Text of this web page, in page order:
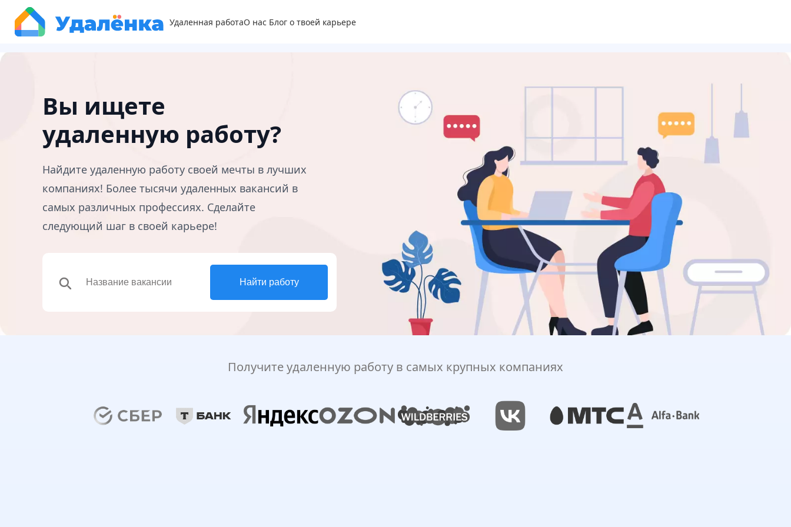
Удаленная работаО нас Блог о твоей карьере
Вы ищете
удаленную работу?
Найдите удаленную работу своей мечты в лучших
компаниях! Более тысячи удаленных вакансий в
самых различных профессиях. Сделайте
следующий шаг в своей карьере!
search Найти работу
Получите удаленную работу в самых крупных компаниях